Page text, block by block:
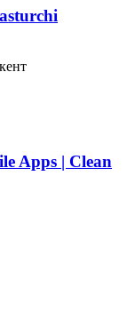
Apps | Clean